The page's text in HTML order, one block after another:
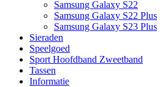
Samsung Galaxy S22
Samsung Galaxy S22 Plus
Samsung Galaxy S23 Plus
Sieraden
Speelgoed
Sport Hoofdband Zweetband
Tassen
Informatie